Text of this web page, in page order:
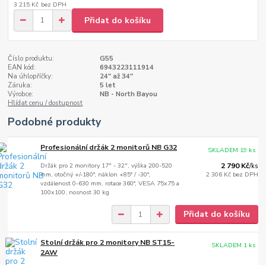
3 215 Kč bez DPH
Přidat do košíku
Číslo produktu:
G55
EAN kód:
6943223111914
Na úhlopříčky:
24" až 34"
Záruka:
5 let
Výrobce:
NB - North Bayou
Hlídat cenu / dostupnost
Podobné produkty
Profesionální držák 2 monitorů NB G32
Držák pro 2 monitory 17" - 32", výška 200-520
mm, otočný +/-180°, náklon +85° / -30°,
vzdálenost 0-630 mm, rotace 360°, VESA 75x75 a
100x100, nosnost 30 kg
2 790 Kč/ks
2 306 Kč bez DPH
SKLADEM 19 ks
Přidat do košíku
Stolní držák pro 2 monitory NB ST15-
2AW
SKLADEM 1 ks